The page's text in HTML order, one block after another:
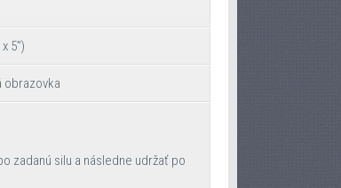
5”)
obrazovka
zadanú silu a následne udržať po